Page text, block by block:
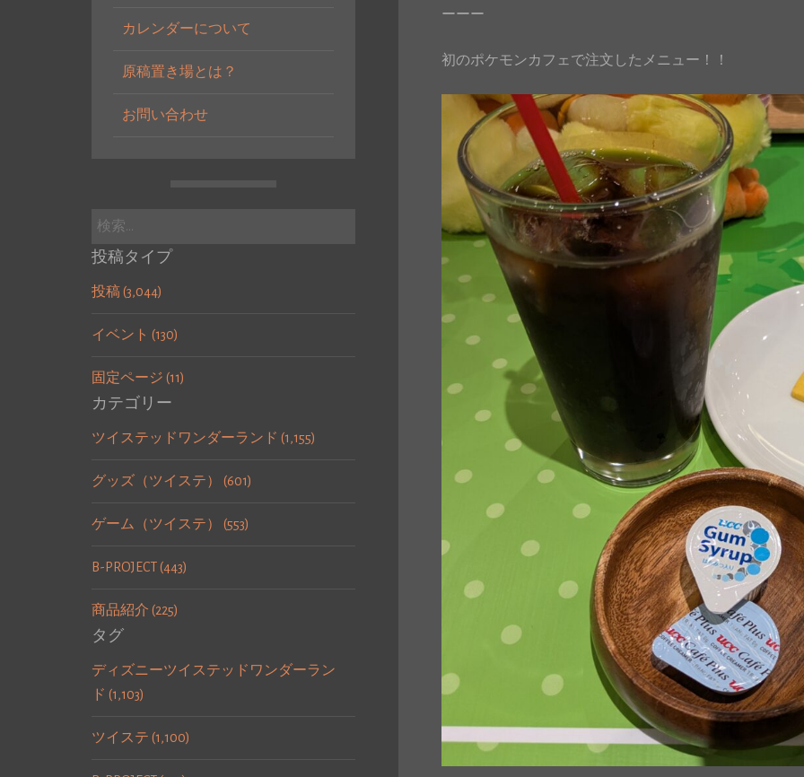
カレンダーについて
原稿置き場とは？
お問い合わせ
検
投稿タイプ
投稿 (3,044)
イベント (130)
固定ページ (11)
カテゴリー
ツイステッドワンダーランド (1,155)
グッズ（ツイステ） (601)
ゲーム（ツイステ） (553)
B-PROJECT (443)
商品紹介 (225)
タグ
ディズニーツイステッドワンダーラン
ド (1,103)
ツイステ (1,100)
ーーー
初のポケモンカフェで注文したメニュー！！